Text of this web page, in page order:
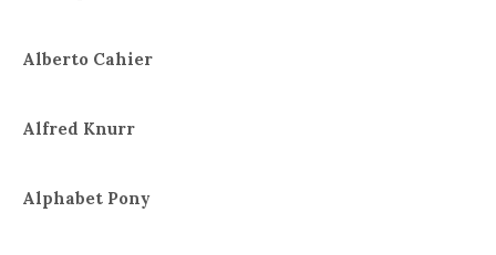
Alberto Cahier
Alfred Knurr
Alphabet Pony